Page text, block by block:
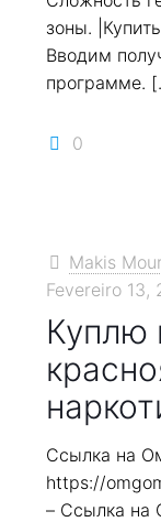
зоны.
Вводим
программе.
0
Makis
Fevereiro 13,
Куплю
Ссылка на
https://
– Ссылка на